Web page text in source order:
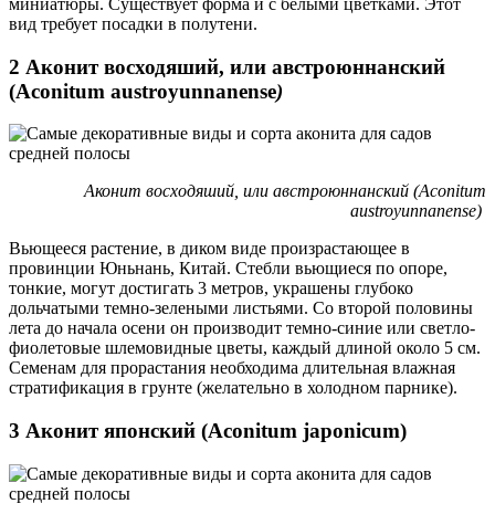
миниатюры. Существует форма и с белыми цветками. Этот
вид требует посадки в полутени.
2 Аконит восходяший, или австроюннанский
(Aconitum austroyunnanense)
Аконит восходяший, или австроюннанский (Aconitum
austroyunnanense)
Вьющееся растение, в диком виде произрастающее в
провинции Юньнань, Китай. Стебли вьющиеся по опоре,
тонкие, могут достигать 3 метров, украшены глубоко
дольчатыми темно-зелеными листьями. Со второй половины
лета до начала осени он производит темно-синие или светло-
фиолетовые шлемовидные цветы, каждый длиной около 5 см.
Семенам для прорастания необходима длительная влажная
стратификация в грунте (желательно в холодном парнике).
3 Аконит японский (Aconitum japonicum)